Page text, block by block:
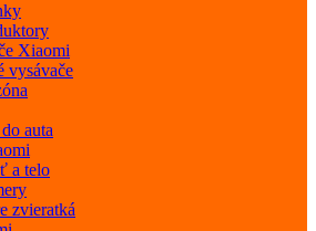
Xiaomi
vysávače
auta
a telo
zvieratká